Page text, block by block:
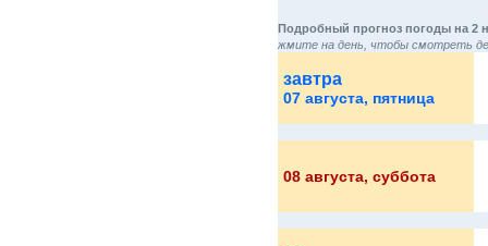
Подробный прогноз погоды на 2
жмите на день, чтобы смотреть
завтра
07 августа, пятница
08 августа, суббота